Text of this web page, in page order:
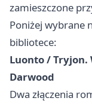
zamieszczone
Poniżej wybrane
bibliotece:
Luonto / Tryjon.
Darwood
Dwa złączenia